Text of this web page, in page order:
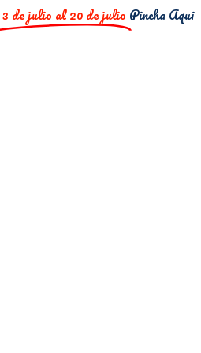
3 de julio al 20 de julio Pincha Aqui